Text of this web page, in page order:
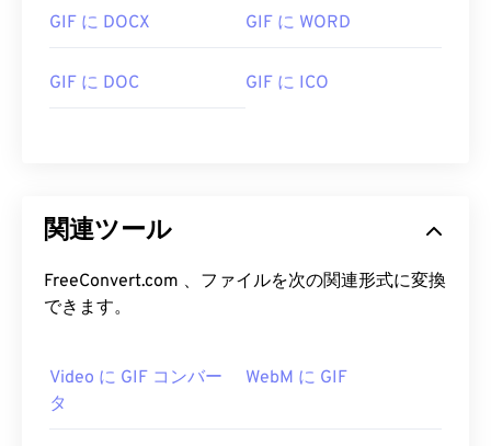
GIF に DOCX GIF に WORD
GIF に DOC GIF に ICO
関連ツール
FreeConvert.com 、ファイルを次の関連形式に変換
できます。
Video に GIF コンバー
タ
WebM に GIF